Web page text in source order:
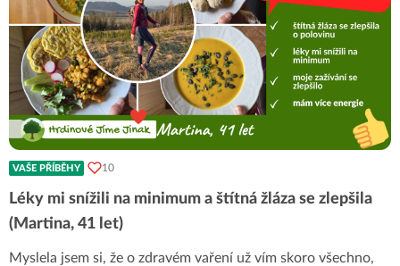
VAŠE PŘÍBĚHY 10
Léky mi snížili na minimum a štítná žláza se zlepšila
(Martina, 41 let)
Myslela jsem si, že o zdravém vaření už vím skoro všechno,